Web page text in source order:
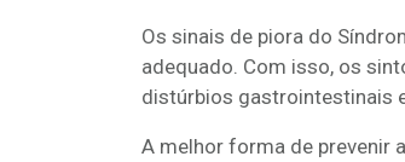
Os sinais de piora do
adequado. Com isso, os
distúrbios gastrointestinais
A melhor forma de prevenir